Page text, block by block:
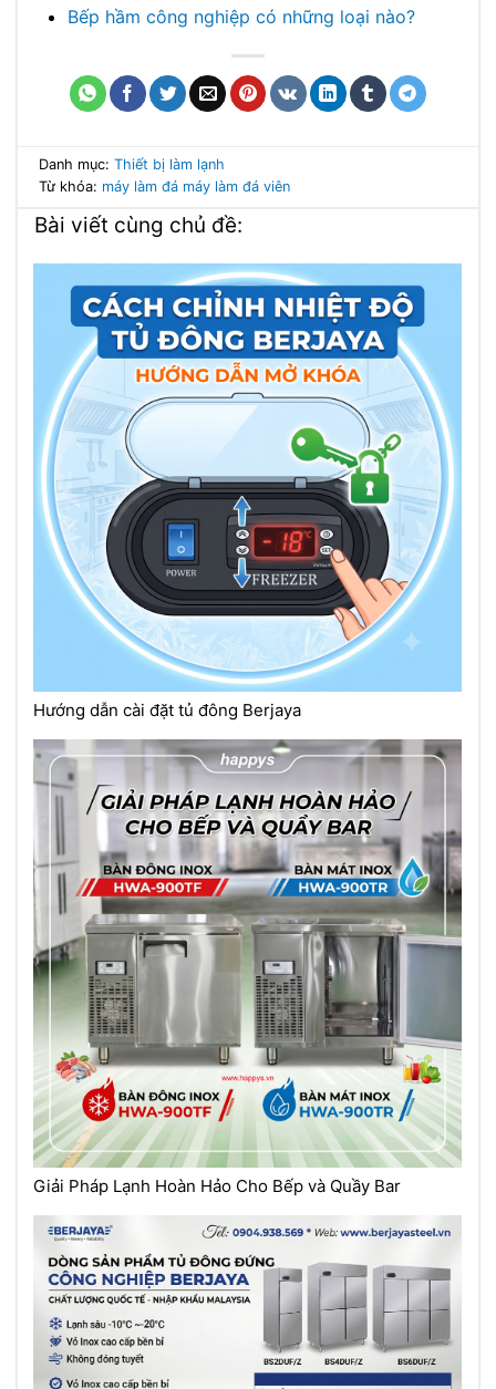
Bếp hầm công nghiệp có những loại nào?
Danh mục: Thiết bị làm lạnh
Từ khóa: máy làm đá máy làm đá viên
Bài viết cùng chủ đề:
Hướng dẫn cài đặt tủ đông Berjaya
Giải Pháp Lạnh Hoàn Hảo Cho Bếp và Quầy Bar